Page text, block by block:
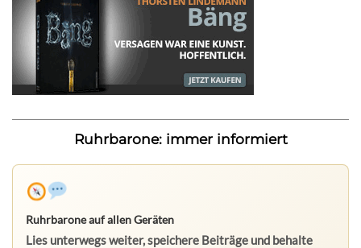
Ruhrbarone: immer informiert
Ruhrbarone auf allen Geräten
Lies unterwegs weiter, speichere Beiträge und behalte